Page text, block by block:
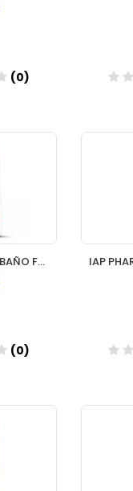
(0)
FARLINE GEL DE BAÑO FLOR DE ALGODON 750 ML
(0)